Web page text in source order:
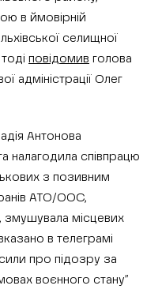
в ймовірній
селищної
повідомив голова
адміністрації Олег
Антонова
налагодила співпрацю
з позивним
АТО/ООС,
змушувала місцевих
в телеграмі
про підозру за
воєнного стану”